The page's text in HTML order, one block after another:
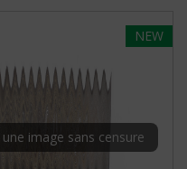
NEW
image sans censure